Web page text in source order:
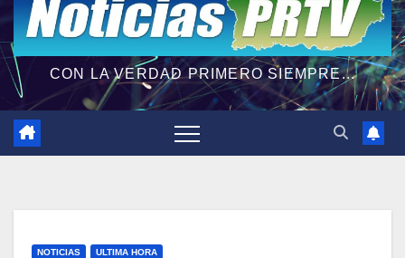
CON LA VERDAD PRIMERO SIEMPRE...
NOTICIAS ULTIMA HORA